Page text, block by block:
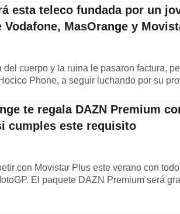
esta teleco fundada por un
Vodafone, MasOrange y
cuerpo y la ruina le pasaron factura,
Phone, a seguir luchando por su
te regala DAZN Premium
cumples este requisito
con Movistar Plus este verano con
El paquete DAZN Premium será